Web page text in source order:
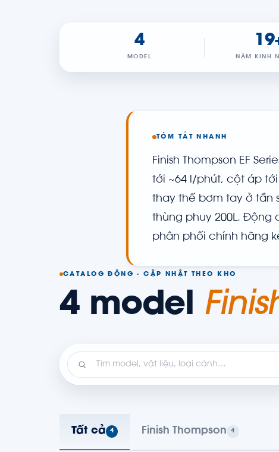
4
MODEL NĂM KINH
TÓM TẮT NHANH
Finish Thompson EF
tới ~64 l/phút, cột áp
thay thế bơm tay ở tần
thùng phuy 200L. Động
phân phối chính hãng
CATALOG ĐỘNG · CẬP NHẬT THEO KHO
4 model
Tất cả 4 Finish Thompson 4